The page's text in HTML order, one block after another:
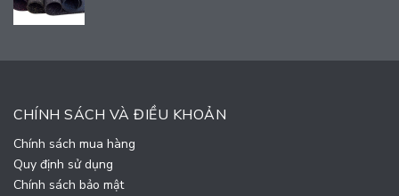
CHÍNH SÁCH VÀ ĐIỀU KHOẢN
Chính sách mua hàng
Quy định sử dụng
Chính sách bảo mật